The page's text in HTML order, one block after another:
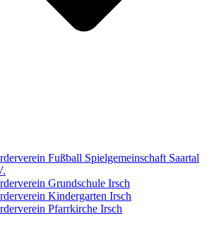
Fußball Spielgemeinschaft Saartal
Grundschule Irsch
Kindergarten Irsch
Pfarrkirche Irsch